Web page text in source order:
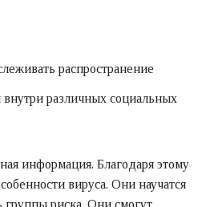
распространение
внутри различных социальных
информация. Благодаря этому
вируса. Они научатся
группы риска. Они смогут